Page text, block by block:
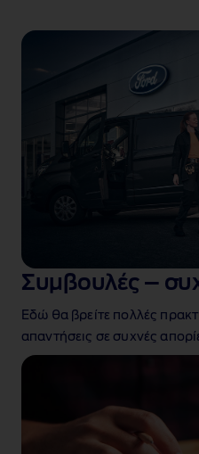
Συμβουλές –
Εδώ θα βρείτε πολλές
απαντήσεις σε συχνές